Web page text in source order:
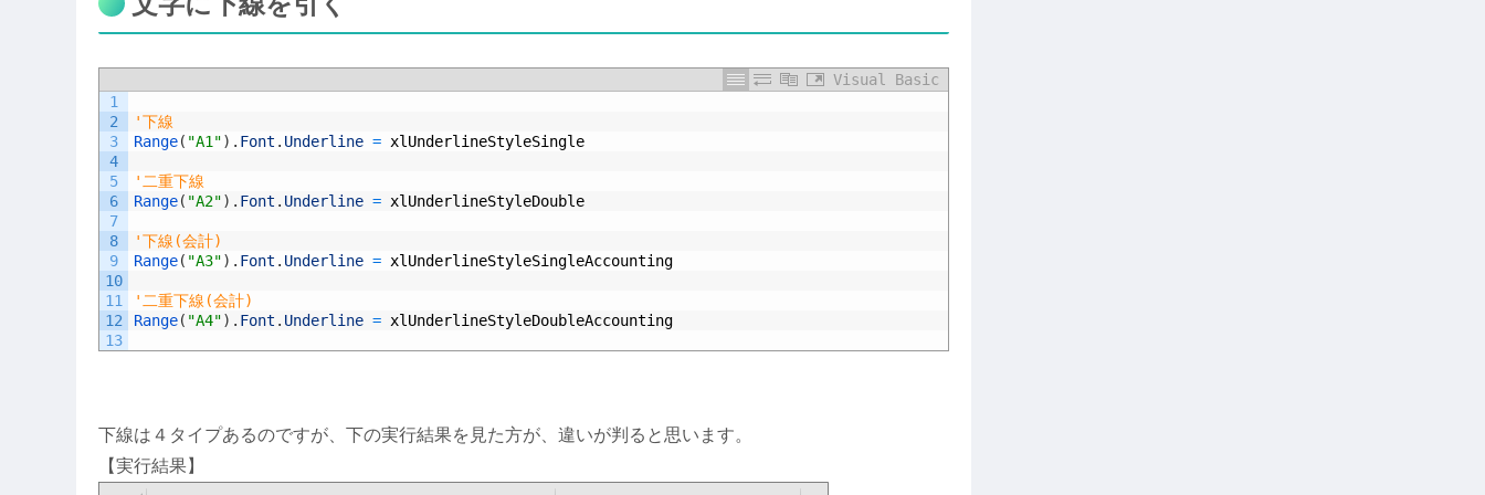
Visual Basic
1
2
3
4
5
6
7
8
9
10
11
12
13
'下線
Range( "A1") . Font . Underline = xlUnderlineStyleSingle
'二重下線
Range( "A2") . Font . Underline = xlUnderlineStyleDouble
'下線(会計)
Range( "A3") . Font . Underline = xlUnderlineStyleSingleAccounting
'二重下線(会計)
Range( "A4") . Font . Underline = xlUnderlineStyleDoubleAccounting
下線は４タイプあるのですが、下の実行結果を見た方が、違いが判ると思います。
【実行結果】